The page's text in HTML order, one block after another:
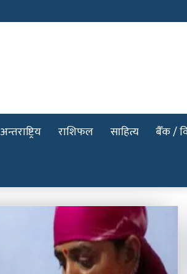
अन्तराष्ट्रिय राशिफल साहित्य बैँक /